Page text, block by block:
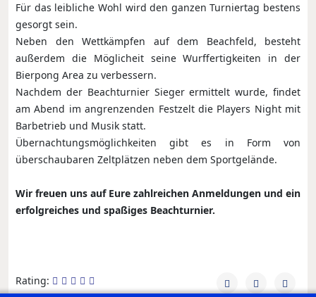
Für das leibliche Wohl wird den ganzen Turniertag bestens
gesorgt sein.
Neben den Wettkämpfen auf dem Beachfeld, besteht
außerdem die Möglicheit seine Wurffertigkeiten in der
Bierpong Area zu verbessern.
Nachdem der Beachturnier Sieger ermittelt wurde, findet
am Abend im angrenzenden Festzelt die Players Night mit
Barbetrieb und Musik statt.
Übernachtungsmöglichkeiten gibt es in Form von
überschaubaren Zeltplätzen neben dem Sportgelände.
Wir freuen uns auf Eure zahlreichen Anmeldungen und ein
erfolgreiches und spaßiges Beachturnier.
Rating: